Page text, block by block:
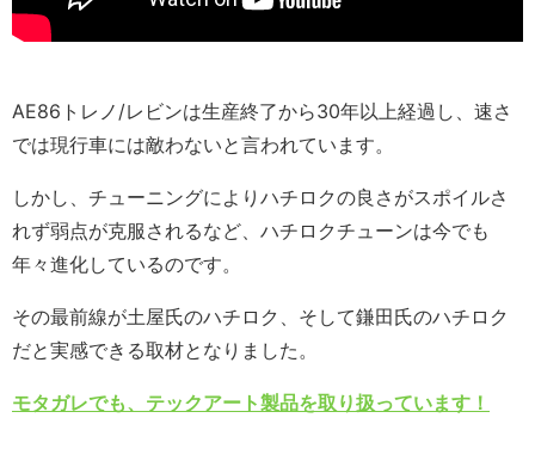
AE86トレノ/レビンは生産終了から30年以上経過し、速さ
では現行車には敵わないと言われています。
しかし、チューニングによりハチロクの良さがスポイルさ
れず弱点が克服されるなど、ハチロクチューンは今でも
年々進化しているのです。
その最前線が土屋氏のハチロク、そして鎌田氏のハチロク
だと実感できる取材となりました。
モタガレでも、テックアート製品を取り扱っています！